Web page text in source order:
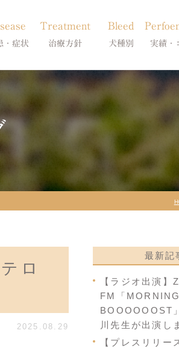
・症状
レルギー
症
ペシアX
かない皮膚病
Treatment
治療方針
体質改善・食事療法
Bleed
犬種別
柴犬の皮膚病
シーズーの皮膚病
フレンチブルドッグの皮膚病
トイプードルの皮膚病
実績・
症状別
コラム「皮膚
ロ
2025.08.29
最新記
【ラジオ出演】
FM「MORNING
BOOOOOOST
川先生が出演し
【プレスリリー